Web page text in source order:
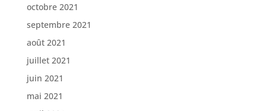
octobre 2021
septembre 2021
août 2021
juillet 2021
juin 2021
mai 2021